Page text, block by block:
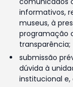
informativos,
museus, à
programação
transparência;
submissão
dúvida à
institucional e,